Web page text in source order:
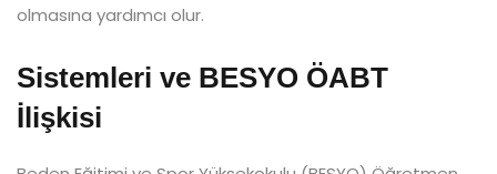
olmasına yardımcı olur.
Sistemleri ve BESYO ÖABT
İlişkisi